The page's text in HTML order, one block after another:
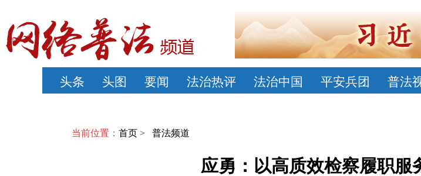
头条 头图 要闻 法治热评 法治中国 平安兵团 普法
当前位置： 首页 > 普法频道
应勇：以高质效检察履职服